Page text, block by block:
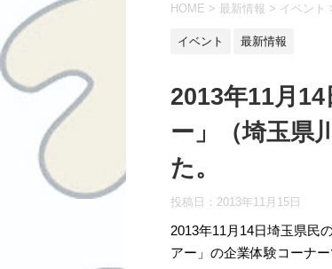
HOME > 最新情報 > イベント
イベント 最新情報
2013年11月
ー」（埼玉県
た。
投稿日： 2013年11月15日
2013年11月14日埼玉県民
アー」の企業体験コーナ